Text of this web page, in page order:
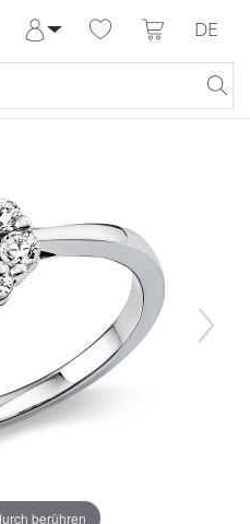
Anmelden
Meine Bestellungen
DE
berühren